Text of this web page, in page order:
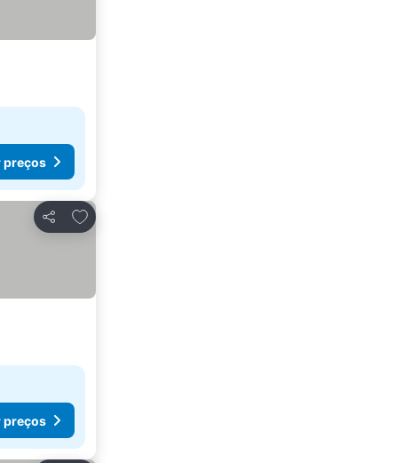
preços
Partilhar
Adicionar aos favoritos
preços